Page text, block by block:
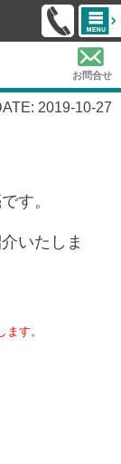
お問合せ
2019-10-27
す。
いたしま
す。